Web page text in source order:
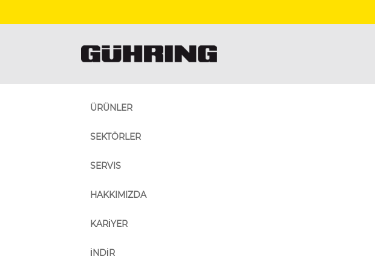
ÜRÜNLER
SEKTÖRLER
SERVIS
HAKKIMIZDA
KARİYER
İNDİR